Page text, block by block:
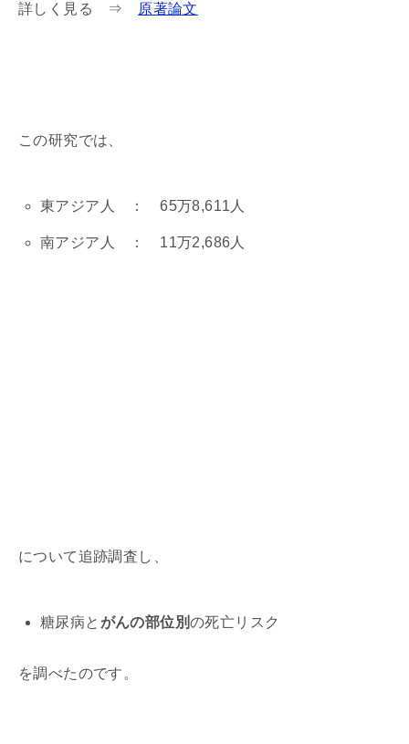
詳しく見る ⇒ 原著論文
この研究では、
東アジア人 ： 65万8,611人
南アジア人 ： 11万2,686人
について追跡調査し、
糖尿病と がんの部位別の死亡リスク
を調べたのです。